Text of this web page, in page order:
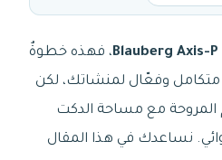
Blauberg Axis-P، فهذه خطوةٌ
متكامل وفعّال لمنشاتك، لكن
المروحة مع مساحة الدكت
نساعدك في هذا المقال